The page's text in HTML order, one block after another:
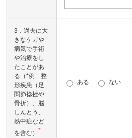
3．過去に大
きなケガや
病気で手術
や治療をし
たことがあ
る（*例 整
形疾患（足
関節捻挫や
骨折）、脳
しんとう、
熱中症など
を含む） *
ある ない